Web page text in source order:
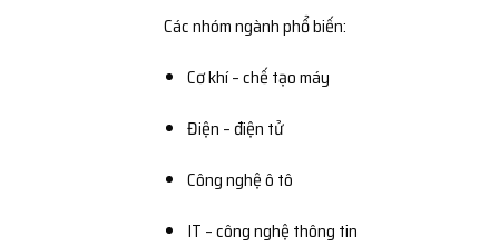
Các nhóm ngành phổ biến:
Cơ khí – chế tạo máy
Điện – điện tử
Công nghệ ô tô
IT – công nghệ thông tin